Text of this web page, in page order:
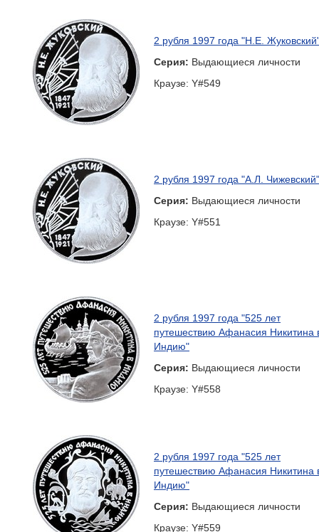
2 рубля 1997 года "Н.Е.
Серия: Выдающиеся личности
Краузе: Y#549
2 рубля 1997 года "А.Л. Чижевский"
Серия: Выдающиеся личности
Краузе: Y#551
2 рубля 1997 года "525 лет
путешествию Афанасия Никитина
Индию"
Серия: Выдающиеся личности
Краузе: Y#558
2 рубля 1997 года "525 лет
путешествию Афанасия Никитина
Индию"
Серия: Выдающиеся личности
Краузе: Y#559